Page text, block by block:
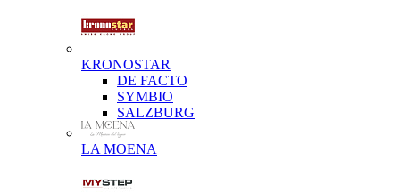
KRONOSTAR
DE FACTO
SYMBIO
SALZBURG
LA MOENA